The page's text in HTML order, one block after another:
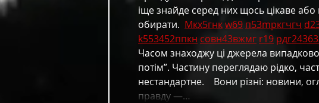
іще знайде серед них щось цікаве
обирати. Мкх5гнкw69 п53mpкгчгч
k553452ппкн совн43вжмг r19 рдr2436
Часом знаходжу ці джерела випадково,
потім”. Частину переглядаю рідко,
нестандартне.    Вони різні: новини,
правду —…